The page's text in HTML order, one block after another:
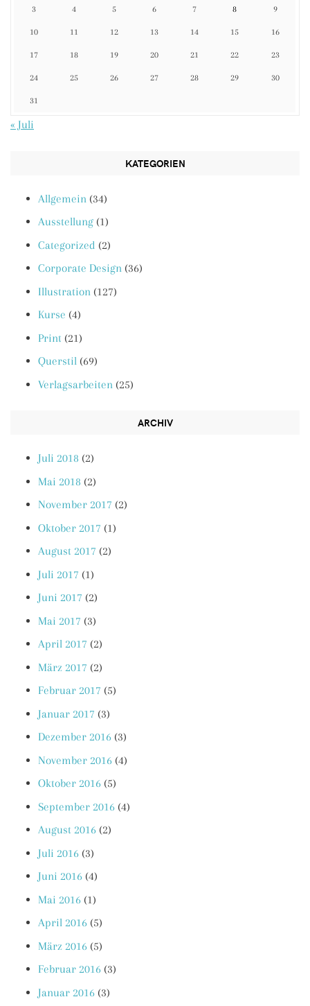
3 4 5 6 7 8 9
10 11 12 13 14 15 16
17 18 19 20 21 22 23
24 25 26 27 28 29 30
31
« Juli
KATEGORIEN
Allgemein (34)
Ausstellung (1)
Categorized (2)
Corporate Design (36)
Illustration (127)
Kurse (4)
Print (21)
Querstil (69)
Verlagsarbeiten (25)
ARCHIV
Juli 2018 (2)
Mai 2018 (2)
November 2017 (2)
Oktober 2017 (1)
August 2017 (2)
Juli 2017 (1)
Juni 2017 (2)
Mai 2017 (3)
April 2017 (2)
März 2017 (2)
Februar 2017 (5)
Januar 2017 (3)
Dezember 2016 (3)
November 2016 (4)
Oktober 2016 (5)
September 2016 (4)
August 2016 (2)
Juli 2016 (3)
Juni 2016 (4)
Mai 2016 (1)
April 2016 (5)
März 2016 (5)
Februar 2016 (3)
Januar 2016 (3)